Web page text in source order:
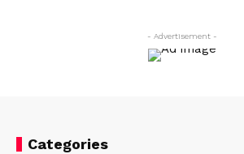
- Advertisement -
Categories